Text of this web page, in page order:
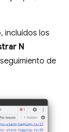
incluidos los
N
de